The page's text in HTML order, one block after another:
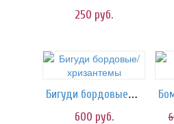
250 руб.
Бигуди бордовые/хризантемы
600 руб.